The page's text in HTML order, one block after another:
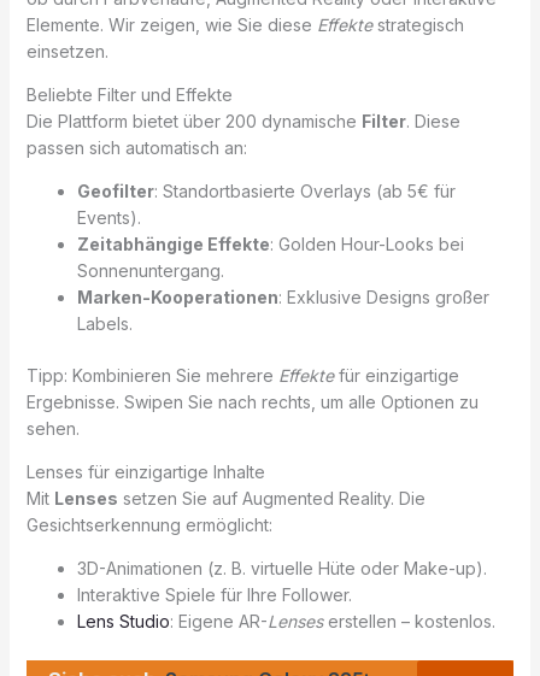
Elemente. Wir zeigen, wie Sie diese Effektestrategisch
einsetzen.
Beliebte Filter und Effekte
Die Plattform bietet über 200 dynamische Filter. Diese
passen sich automatisch an:
Geofilter: Standortbasierte Overlays (ab 5€ für
Events).
Zeitabhängige Effekte: Golden Hour-Looks bei
Sonnenuntergang.
Marken-Kooperationen: Exklusive Designs großer
Labels.
Tipp: Kombinieren Sie mehrere Effektefür einzigartige
Ergebnisse. Swipen Sie nach rechts, um alle Optionen zu
sehen.
Lenses für einzigartige Inhalte
Mit Lenses setzen Sie auf Augmented Reality. Die
Gesichtserkennung ermöglicht:
3D-Animationen (z. B. virtuelle Hüte oder Make-up).
Interaktive Spiele für Ihre Follower.
Lens Studio: Eigene AR-Lenseserstellen – kostenlos.